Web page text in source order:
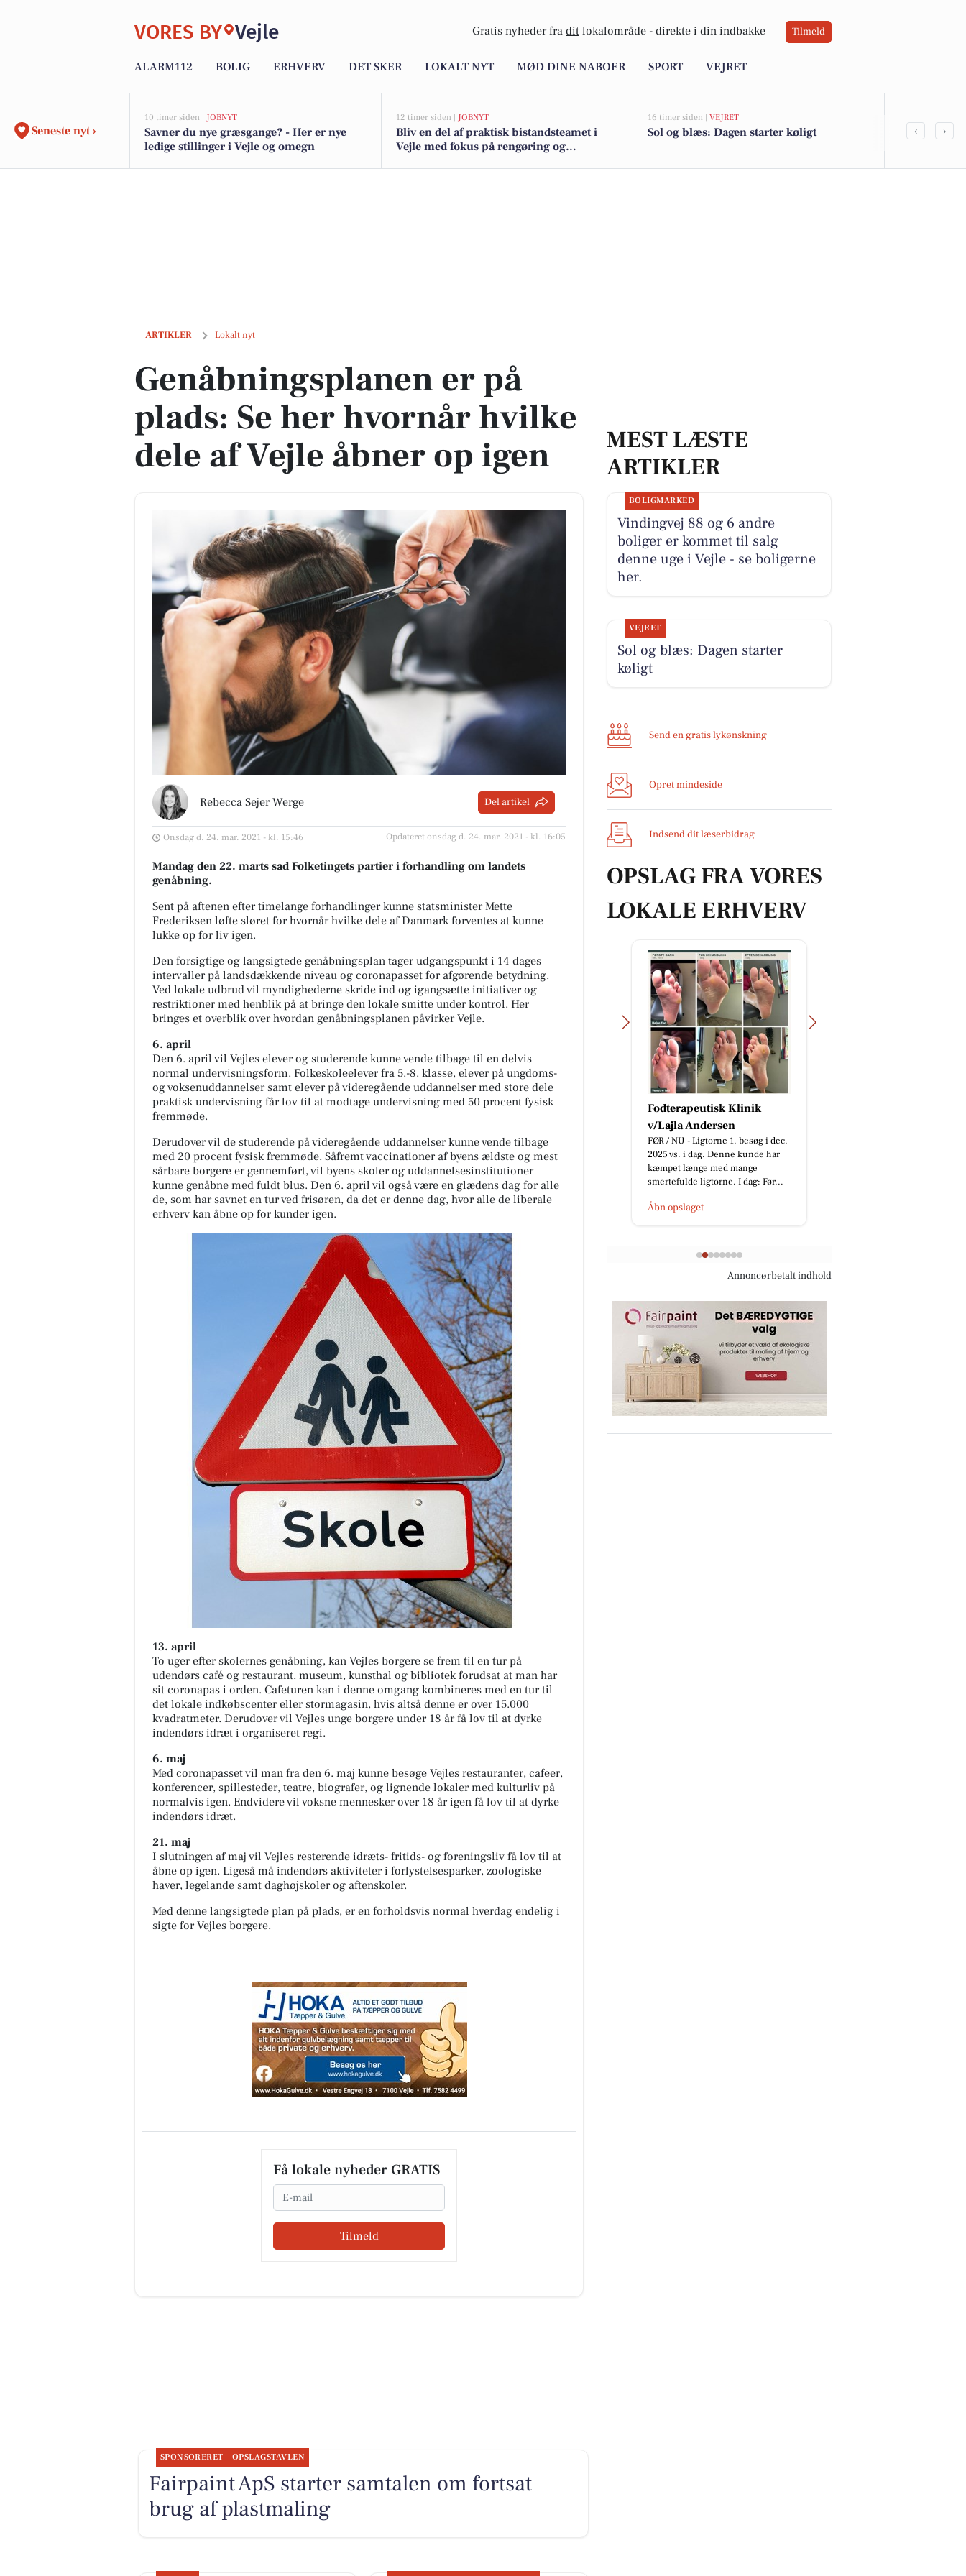
VORES BY Vejle Gratis nyheder fra dit lokalområde - direkte i din indbakke Tilmeld
ALARM112 BOLIG ERHVERV DET SKER LOKALT NYT MØD DINE NABOER SPORT VEJRET
Seneste nyt ›
10 timer siden | JOBNYT
Savner du nye græsgange? - Her er nye
ledige stillinger i Vejle og omegn
12 timer siden | JOBNYT
Bliv en del af praktisk bistandsteamet i
Vejle med fokus på rengøring og
16 timer siden | VEJRET
Sol og blæs: Dagen starter køligt
Fem
‹ ›
ARTIKLER Lokalt nyt
Genåbningsplanen er på plads: Se her hvornår hvilke dele af Vejle åbner op igen
Genåbningsplanen er på
plads: Se her hvornår hvilke
dele af Vejle åbner op igen
Rebecca Sejer Werge Del artikel
Onsdag d. 24. mar. 2021 - kl. 15:46 Opdateret onsdag d. 24. mar. 2021 - kl. 16:05
Mandag den 22. marts sad Folketingets partier i forhandling om landets
genåbning.
Sent på aftenen efter timelange forhandlinger kunne statsminister Mette
Frederiksen løfte sløret for hvornår hvilke dele af Danmark forventes at kunne
lukke op for liv igen.
Den forsigtige og langsigtede genåbningsplan tager udgangspunkt i 14 dages
intervaller på landsdækkende niveau og coronapasset for afgørende betydning.
Ved lokale udbrud vil myndighederne skride ind og igangsætte initiativer og
restriktioner med henblik på at bringe den lokale smitte under kontrol. Her
bringes et overblik over hvordan genåbningsplanen påvirker Vejle.
6. april
Den 6. april vil Vejles elever og studerende kunne vende tilbage til en delvis
normal undervisningsform. Folkeskoleelever fra 5.-8. klasse, elever på ungdoms-
og voksenuddannelser samt elever på videregående uddannelser med store dele
praktisk undervisning får lov til at modtage undervisning med 50 procent fysisk
fremmøde.
Derudover vil de studerende på videregående uddannelser kunne vende tilbage
med 20 procent fysisk fremmøde. Såfremt vaccinationer af byens ældste og mest
sårbare borgere er gennemført, vil byens skoler og uddannelsesinstitutioner
kunne genåbne med fuldt blus. Den 6. april vil også være en glædens dag for alle
de, som har savnet en tur ved frisøren, da det er denne dag, hvor alle de liberale
erhverv kan åbne op for kunder igen.
13. april
To uger efter skolernes genåbning, kan Vejles borgere se frem til en tur på
udendørs café og restaurant, museum, kunsthal og bibliotek forudsat at man har
sit coronapas i orden. Cafeturen kan i denne omgang kombineres med en tur til
det lokale indkøbscenter eller stormagasin, hvis altså denne er over 15.000
kvadratmeter. Derudover vil Vejles unge borgere under 18 år få lov til at dyrke
indendørs idræt i organiseret regi.
6. maj
Med coronapasset vil man fra den 6. maj kunne besøge Vejles restauranter, cafeer,
konferencer, spillesteder, teatre, biografer, og lignende lokaler med kulturliv på
normalvis igen. Endvidere vil voksne mennesker over 18 år igen få lov til at dyrke
indendørs idræt.
21. maj
I slutningen af maj vil Vejles resterende idræts- fritids- og foreningsliv få lov til at
åbne op igen. Ligeså må indendørs aktiviteter i forlystelsesparker, zoologiske
haver, legelande samt daghøjskoler og aftenskoler.
Med denne langsigtede plan på plads, er en forholdsvis normal hverdag endelig i
sigte for Vejles borgere.
Få lokale nyheder GRATIS
Email
Tilmeld
MEST LÆSTE
ARTIKLER
BOLIGMARKED
Vindingvej 88 og 6 andre
boliger er kommet til salg
denne uge i Vejle - se boligerne
her.
VEJRET
Sol og blæs: Dagen starter
køligt
Send en gratis lykønskning
Opret mindeside
Indsend dit læserbidrag
OPSLAG FRA VORES
LOKALE ERHVERV
MediSkin
behandling, der kan det hele.
Derfor kombinerer vi ofte
forskellige behandlingsformer for
at skabe ...
Åbn opslaget
Fodterapeutisk Klinik
v/Lajla Andersen
FØR / NU - Ligtorne 1. besøg i dec.
2025 vs. i dag. Denne kunde har
kæmpet længe med mange
smertefulde ligtorne. I dag: Før...
Åbn opslaget
Annoncørbetalt indhold
SPONSORERET OPSLAGSTAVLEN
Fairpaint ApS starter samtalen om fortsat
brug af plastmaling